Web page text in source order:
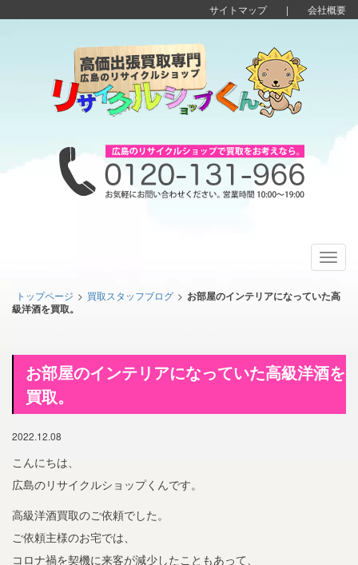
サイトマップ| 会社概要
トップページ > 買取スタッフブログ > お部屋のインテリアになっていた高
級洋酒を買取。
お部屋のインテリアになっていた高級洋酒を
買取。
2022.12.08
こんにちは、
広島のリサイクルショップくんです。
高級洋酒買取のご依頼でした。
ご依頼主様のお宅では、
コロナ禍を契機に来客が減少したこともあって、